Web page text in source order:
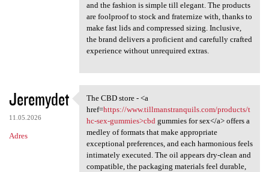
and the fashion is simple till elegant. The products
are foolproof to stock and fraternize with, thanks to
make fast lids and compressed sizing. Inclusive,
the brand delivers a proficient and carefully crafted
experience without unrequired extras.
Jeremydet
11.05.2026
Adres
The CBD store - <a href=https
The CBD store - <a
href=https://www.tillmanstranquils.com/products/t
hc-sex-gummies>cbdgummies for sex</a> offers a
medley of formats that make appropriate
exceptional preferences, and each harmonious feels
intimately executed. The oil appears dry-clean and
compatible, the packaging materials feel durable,